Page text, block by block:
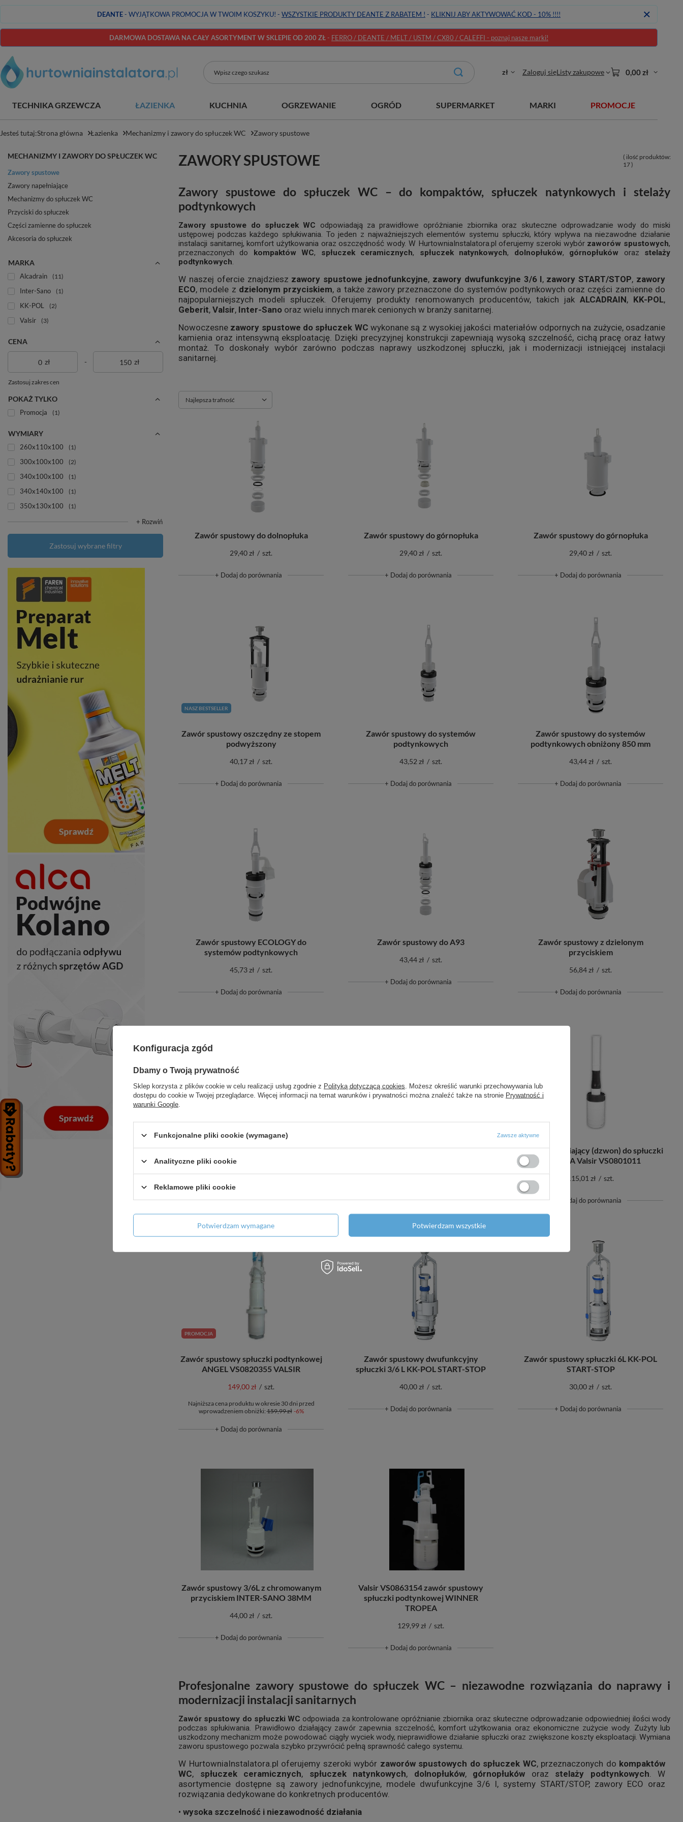
DEANTE- WYJĄTKOWA PROMOCJA W TWOIM KOSZYKU! - WSZYSTKIE PRODUKTY DEANTE Z RABATEM ! - KLIKNIJ ABY AKTYWOWAĆ KOD - 10% !!!!
DARMOWA DOSTAWA NA CAŁY ASORTYMENT W SKLEPIE OD 200 ZŁ- FERRO / DEANTE / MELT / USTM / CX80 / CALEFFI - poznaj nasze marki!
zł Zaloguj sięListy zakupowe 0,00 zł
TECHNIKA GRZEWCZA ŁAZIENKA KUCHNIA OGRZEWANIE OGRÓD SUPERMARKET MARKI PROMOCJE
Jesteś tutaj:Strona główna Łazienka Mechanizmy i zawory do spłuczek WC Zawory spustowe
MECHANIZMY I ZAWORY DO SPŁUCZEK WC
Zawory spustowe
Zawory napełniające
Mechanizmy do spłuczek WC
Przyciski do spłuczek
Części zamienne do spłuczek
Akcesoria do spłuczek
MARKA
Alcadrain 11
Inter-Sano 1
KK-POL 2
Valsir 3
CENA
zł - zł
Zastosuj zakres cen
POKAŻ TYLKO
Promocja 1
WYMIARY
260x110x100 1
300x100x100 2
340x100x100 1
340x140x100 1
350x130x100 1
+ Rozwiń
Zastosuj wybrane filtry
ZAWORY SPUSTOWE
( ilość produktów:
17)
Zawory spustowe do spłuczek WC – do kompaktów, spłuczek natynkowych i stelaży
podtynkowych
Zawory spustowe do spłuczek WC odpowiadają za prawidłowe opróżnianie zbiornika oraz skuteczne odprowadzanie wody do miski
ustępowej podczas każdego spłukiwania. To jeden z najważniejszych elementów systemu spłuczki, który wpływa na niezawodne działanie
instalacji sanitarnej, komfort użytkowania oraz oszczędność wody. W HurtowniaInstalatora.pl oferujemy szeroki wybór zaworów spustowych,
przeznaczonych do kompaktów WC, spłuczek ceramicznych, spłuczek natynkowych, dolnopłuków, górnopłuków oraz stelaży
podtynkowych.
W naszej ofercie znajdziesz zawory spustowe jednofunkcyjne, zawory dwufunkcyjne 3/6 l, zawory START/STOP, zawory
ECO, modele z dzielonym przyciskiem, a także zawory przeznaczone do systemów podtynkowych oraz części zamienne do
najpopularniejszych modeli spłuczek. Oferujemy produkty renomowanych producentów, takich jak ALCADRAIN, KK-POL,
Geberit, Valsir, Inter-Sano oraz wielu innych marek cenionych w branży sanitarnej.
Nowoczesne zawory spustowe do spłuczek WC wykonane są z wysokiej jakości materiałów odpornych na zużycie, osadzanie
kamienia oraz intensywną eksploatację. Dzięki precyzyjnej konstrukcji zapewniają wysoką szczelność, cichą pracę oraz łatwy
montaż. To doskonały wybór zarówno podczas naprawy uszkodzonej spłuczki, jak i modernizacji istniejącej instalacji
sanitarnej.
Zmień sortowanie
Najlepsza trafność
Zawór spustowy do dolnopłuka
29,40 zł / szt.
+ Dodaj do porównania
Zawór spustowy do górnopłuka
29,40 zł / szt.
+ Dodaj do porównania
Zawór spustowy do górnopłuka
29,40 zł / szt.
+ Dodaj do porównania
NASZ BESTSELLER
Zawór spustowy oszczędny ze stopem
podwyższony
40,17 zł / szt.
+ Dodaj do porównania
Zawór spustowy do systemów
podtynkowych
43,52 zł / szt.
+ Dodaj do porównania
Zawór spustowy do systemów
podtynkowych obniżony 850 mm
43,44 zł / szt.
+ Dodaj do porównania
Zawór spustowy ECOLOGY do
systemów podtynkowych
45,73 zł / szt.
+ Dodaj do porównania
Zawór spustowy do A93
43,44 zł / szt.
+ Dodaj do porównania
Zawór spustowy z dzielonym
przyciskiem
56,84 zł / szt.
+ Dodaj do porównania
podtynkowej Slimmodul
Zawór opróżniający (dzwon) do spłuczki
MEDUSA Valsir VS0801011
115,01 zł / szt.
+ Dodaj do porównania
PROMOCJA
Zawór spustowy spłuczki podtynkowej
ANGEL VS0820355 VALSIR
149,00 zł / szt.
Najniższa cena produktu w okresie 30 dni przed
wprowadzeniem obniżki:159,99 zł -6%
+ Dodaj do porównania
Zawór spustowy dwufunkcyjny
spłuczki 3/6 L KK-POL START-STOP
40,00 zł / szt.
+ Dodaj do porównania
Zawór spustowy spłuczki 6L KK-POL
START-STOP
30,00 zł / szt.
+ Dodaj do porównania
Zawór spustowy 3/6L z chromowanym
przyciskiem INTER-SANO 38MM
44,00 zł / szt.
+ Dodaj do porównania
Valsir VS0863154 zawór spustowy
spłuczki podtynkowej WINNER
TROPEA
129,99 zł / szt.
+ Dodaj do porównania
Profesjonalne zawory spustowe do spłuczek WC – niezawodne rozwiązania do naprawy i
modernizacji instalacji sanitarnych
Zawór spustowy do spłuczki WC odpowiada za kontrolowane opróżnianie zbiornika oraz skuteczne odprowadzanie odpowiedniej ilości wody
podczas spłukiwania. Prawidłowo działający zawór zapewnia szczelność, komfort użytkowania oraz ekonomiczne zużycie wody. Zużyty lub
uszkodzony mechanizm może powodować ciągły wyciek wody, nieprawidłowe działanie spłuczki oraz zwiększone koszty eksploatacji. Wymiana
zaworu spustowego pozwala szybko przywrócić pełną sprawność całego systemu.
W HurtowniaInstalatora.pl oferujemy szeroki wybór zaworów spustowych do spłuczek WC, przeznaczonych do kompaktów
WC, spłuczek ceramicznych, spłuczek natynkowych, dolnopłuków, górnopłuków oraz stelaży podtynkowych . W
asortymencie dostępne są zawory jednofunkcyjne, modele dwufunkcyjne 3/6 l, systemy START/STOP, zawory ECO oraz
rozwiązania dedykowane do konkretnych producentów.
• wysoka szczelność i niezawodność działania
Konfiguracja zgód
Dbamy o Twoją prywatność
Sklep korzysta z plików cookie w celu realizacji usług zgodnie z Polityką dotyczącą cookies . Możesz określić warunki przechowywania lub
dostępu do cookie w Twojej przeglądarce. Więcej informacji na temat warunków i prywatności można znaleźć także na stronie Prywatność i
warunki Google
Funkcjonalne pliki cookie (wymagane) Zawsze aktywne
Analityczne pliki cookie
Reklamowe pliki cookie
Potwierdzam wymagane Potwierdzam wszystkie